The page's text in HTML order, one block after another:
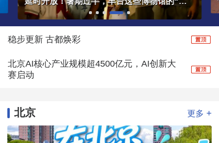
稳步更新 古都焕彩
北京AI核心产业规模超4500亿元，AI创新大
赛启动
北京 更多 +